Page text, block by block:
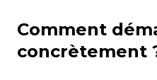
Comment
concrètement